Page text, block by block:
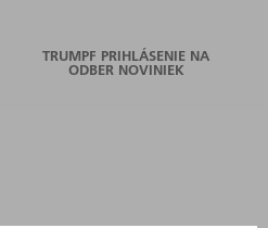
TRUMPF PRIHLÁSENIE NA
ODBER NOVINIEK